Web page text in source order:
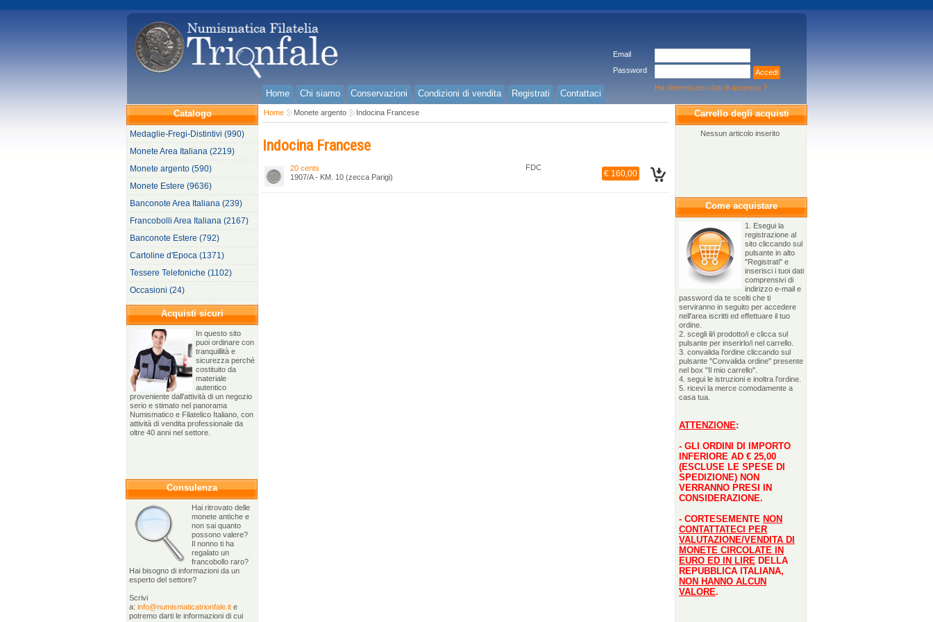
Email
Password
Accedi
Ha dimenticato i dati di accesso ?
Home Chi siamo Conservazioni Condizioni di vendita Registrati
Contattaci
Catalogo
Medaglie-Fregi-Distintivi (990)
Monete Area Italiana (2219)
Monete argento (590)
Monete Estere (9636)
Banconote Area Italiana (239)
Francobolli Area Italiana (2167)
Banconote Estere (792)
Cartoline d'Epoca (1371)
Tessere Telefoniche (1102)
Occasioni (24)
Acquisti sicuri
In questo sito
puoi ordinare con
tranquillità e
sicurezza perchè
costituito da
materiale
autentico
proveniente dall'attività di un negozio
serio e stimato nel panorama
Numismatico e Filatelico Italiano, con
attività di vendita professionale da
oltre 40 anni nel settore.
Consulenza
Hai ritrovato delle
monete antiche e
non sai quanto
possono valere?
Il nonno ti ha
regalato un
francobollo raro?
Hai bisogno di informazioni da un
esperto del settore?
Scrivi
a: info@numismaticatrionfale.it e
potremo darti le informazioni di cui
Carrello degli acquisti
Nessun articolo inserito
Come acquistare
1. Esegui la
registrazione al
sito cliccando sul
pulsante in alto
"Registrati" e
inserisci i tuoi dati
comprensivi di
indirizzo e-mail e
password da te scelti che ti
serviranno in seguito per accedere
nell'area iscritti ed effettuare il tuo
ordine.
2. scegli il/i prodotto/i e clicca sul
pulsante per inserirlo/i nel carrello.
3. convalida l'ordine cliccando sul
pulsante "Convalida ordine" presente
nel box "Il mio carrello".
4. segui le istruzioni e inoltra l'ordine.
5. ricevi la merce comodamente a
casa tua.
ATTENZIONE:
- GLI ORDINI DI IMPORTO
INFERIORE AD € 25,00
(ESCLUSE LE SPESE DI
SPEDIZIONE) NON
VERRANNO PRESI IN
CONSIDERAZIONE.
- CORTESEMENTE NON
CONTATTATECI PER
VALUTAZIONE/VENDITA DI
MONETE CIRCOLATE IN
EURO ED IN LIRE DELLA
REPUBBLICA ITALIANA,
NON HANNO ALCUN
VALORE.
Home Monete argento Indocina Francese
Indocina Francese
20 cents
FDC
1907/A - KM. 10 (zecca Parigi)
€ 160,00